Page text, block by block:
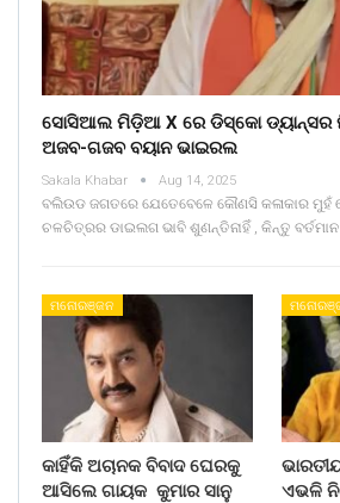
ସୋସିଆଲ ମିଡ଼ିଆ X ରେ ଡିସ୍କୋ ଡ୍ୟାନ୍ସର
ଅଜବ-ଗଜବ ବୟାନ ଭାଇରଲ
Sakala Khabar Aug 14, 2025
ବଲିଉଡ ଜଗତରେ ଯେତେବେଳେ କୌଣସି କଳାକାର ମୁହଁ
ଚଳଚିତ୍ରର ଡାଇଲଗ ଭାବି ଶୁଣନ୍ତିନାହିଁ , କିନ୍ତୁ ବର୍ତମାନ
ମନୋରଞ୍ଜନ
କାହିଁକି ଅଚାନକ ବିବାଦ ଘେରକୁ
ଆସିଲେ ଗାୟକ କୁମାର ସାନୁ
ଏଭଳି